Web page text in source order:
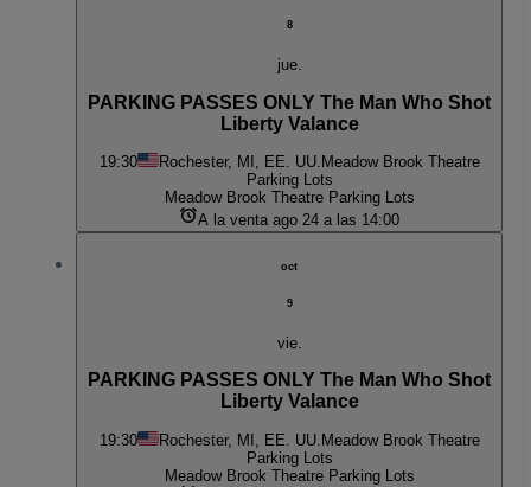
8
jue.
PARKING PASSES ONLY The Man Who Shot
Liberty Valance
19:30 Rochester, MI, EE. UU. Meadow Brook Theatre
Parking Lots
Meadow Brook Theatre Parking Lots
A la venta ago 24 a las 14:00
oct
9
vie.
PARKING PASSES ONLY The Man Who Shot
Liberty Valance
19:30 Rochester, MI, EE. UU. Meadow Brook Theatre
Parking Lots
Meadow Brook Theatre Parking Lots